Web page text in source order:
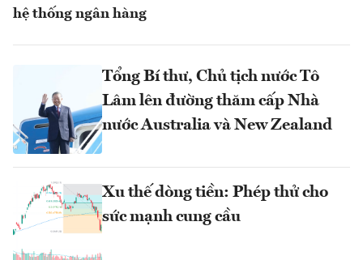
hệ thống ngân hàng
Tổng Bí thư, Chủ tịch nước Tô
Lâm lên đường thăm cấp Nhà
nước Australia và New Zealand
Xu thế dòng tiền: Phép thử cho
sức mạnh cung cầu